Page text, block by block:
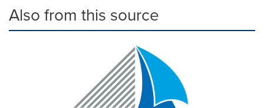
Also from this source